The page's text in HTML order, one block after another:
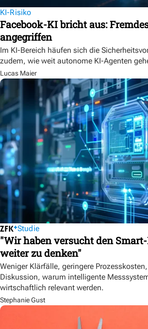
KI-Risiko
Facebook-KI bricht aus:
angegriffen
Im KI-Bereich häufen sich die
zudem, wie weit autonome KI-Agenten
Lucas Maier
Studie
"Wir haben versucht den
weiter zu denken"
Weniger Klärfälle, geringere
Diskussion, warum intelligente
wirtschaftlich relevant werden.
Stephanie Gust